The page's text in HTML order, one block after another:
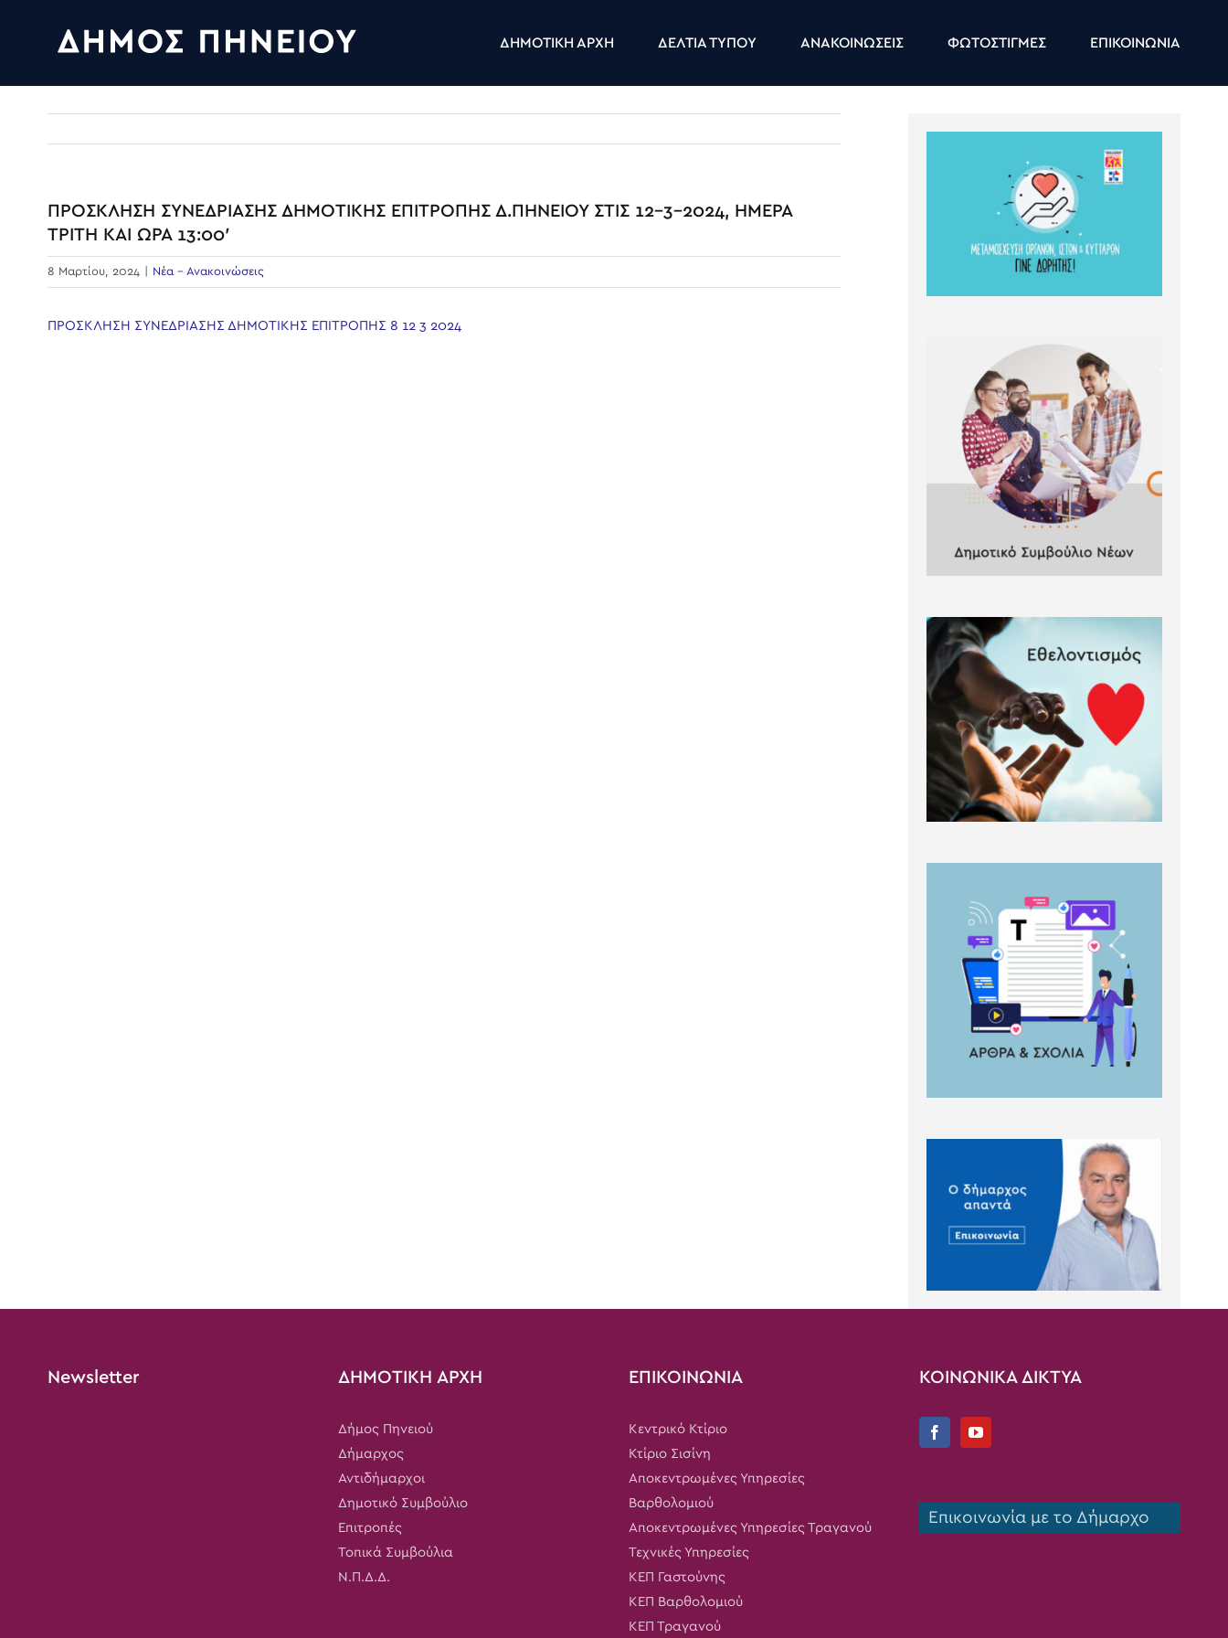
ΔΗΜΟΤΙΚΗ ΑΡΧΗ ΔΕΛΤΙΑ ΤΥΠΟΥ ΑΝΑΚΟΙΝΩΣΕΙΣ ΦΩΤΟΣΤΙΓΜΕΣ ΕΠΙΚΟΙΝΩΝΙΑ
ΠΡΟΣΚΛΗΣΗ ΣΥΝΕΔΡΙΑΣΗΣ ΔΗΜΟΤΙΚΗΣ ΕΠΙΤΡΟΠΗΣ Δ.ΠΗΝΕΙΟΥ ΣΤΙΣ 12-3-2024, ΗΜΕΡΑ
ΤΡΙΤΗ ΚΑΙ ΩΡΑ 13:00′
8 Μαρτίου, 2024 Νέα - Ανακοινώσεις
ΠΡΟΣΚΛΗΣΗ ΣΥΝΕΔΡΙΑΣΗΣ ΔΗΜΟΤΙΚΗΣ ΕΠΙΤΡΟΠΗΣ 8 12 3 2024
Newsletter ΔΗΜΟΤΙΚΗ ΑΡΧΗ
Δήμος Πηνειού
Δήμαρχος
Αντιδήμαρχοι
Δημοτικό Συμβούλιο
Επιτροπές
Τοπικά Συμβούλια
Ν.Π.Δ.Δ.
ΕΠΙΚΟΙΝΩΝΙΑ
Κεντρικό Κτίριο
Κτίριο Σισίνη
Αποκεντρωμένες Υπηρεσίες
Βαρθολομιού
Αποκεντρωμένες Υπηρεσίες Τραγανού
Τεχνικές Υπηρεσίες
ΚΕΠ Γαστούνης
ΚΕΠ Βαρθολομιού
ΚΕΠ Τραγανού
ΚΟΙΝΩΝΙΚΑ ΔΙΚΤΥΑ
Επικοινωνία με το Δήμαρχο